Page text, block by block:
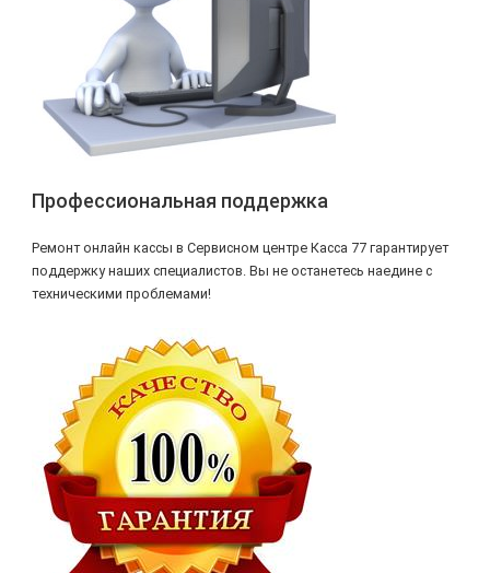
Профессиональная поддержка
Ремонт онлайн кассы в Сервисном центре Касса 77 гарантирует
поддержку наших специалистов. Вы не останетесь наедине с
техническими проблемами!